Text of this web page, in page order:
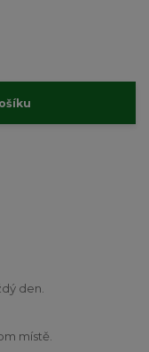
den.
místě.